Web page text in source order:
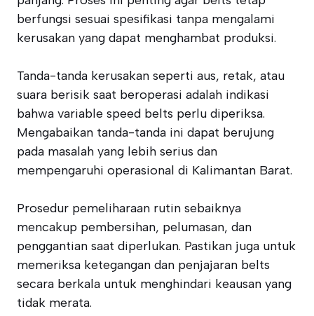
berfungsi sesuai spesifikasi tanpa mengalami
kerusakan yang dapat menghambat produksi.
Tanda-tanda kerusakan seperti aus, retak, atau
suara berisik saat beroperasi adalah indikasi
bahwa variable speed belts perlu diperiksa.
Mengabaikan tanda-tanda ini dapat berujung
pada masalah yang lebih serius dan
mempengaruhi operasional di Kalimantan Barat.
Prosedur pemeliharaan rutin sebaiknya
mencakup pembersihan, pelumasan, dan
penggantian saat diperlukan. Pastikan juga untuk
memeriksa ketegangan dan penjajaran belts
secara berkala untuk menghindari keausan yang
tidak merata.